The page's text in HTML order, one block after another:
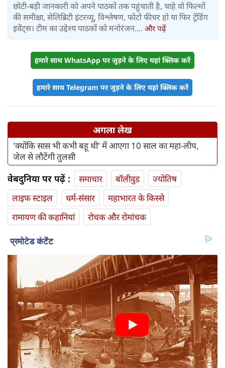
छोटी-बड़ी जानकारी को अपने पाठकों तक पहुंचाती है, चाहे वो फिल्मों
की समीक्षा, सेलिब्रिटी इंटरव्यू, विश्लेषण, फोटो फीचर हो या फिर ट्रेंडिंग
इवेंट्स। टीम का उद्देश्य पाठकों को मनोरंजन.... और पढ़ें
हमारे साथ WhatsApp पर जुड़ने के लिए यहां क्लिक करें
हमारे साथ Telegram पर जुड़ने के लिए यहां क्लिक करें
अगला लेख
'क्योंकि सास भी कभी बहू थी' में आएगा 10 साल का महा-लीप,
जेल से लौटेंगी तुलसी
वेबदुनिया पर पढ़ें : समाचार बॉलीवुड
ज्योतिष
लाइफ स्‍टाइल
धर्म-संसार
महाभारत के किस्से
रामायण की कहानियां
रोचक और रोमांचक